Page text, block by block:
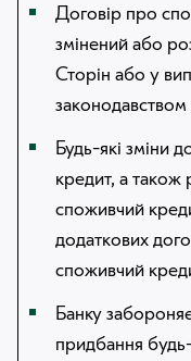
Договір про
змінений або
Сторін або у
законодавством
Будь-які зміни
кредит, а також
споживчий
додаткових
споживчий
Банку
придбання